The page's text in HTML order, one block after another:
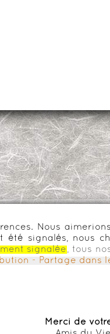
Nous
signalés, nous
signalée , tous
- Partage dans
Merci de